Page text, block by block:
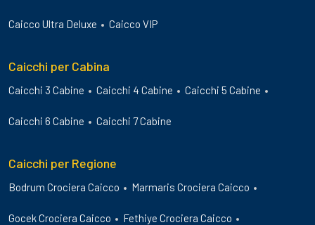
Caicco Ultra Deluxe Caicco VIP
Caicchi per Cabina
Caicchi 3 Cabine Caicchi 4 Cabine Caicchi 5 Cabine
Caicchi 6 Cabine Caicchi 7 Cabine
Caicchi per Regione
Bodrum Crociera Caicco Marmaris Crociera Caicco
Gocek Crociera Caicco Fethiye Crociera Caicco